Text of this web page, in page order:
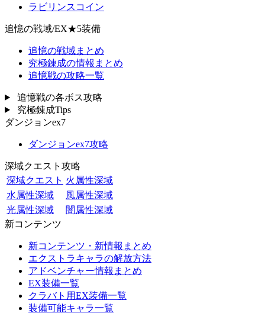
ラビリンスコイン
追憶の戦域/EX★5装備
追憶の戦域まとめ
究極錬成の情報まとめ
追憶戦の攻略一覧
追憶戦の各ボス攻略
究極錬成Tips
ダンジョンex7
ダンジョンex7攻略
深域クエスト攻略
深域クエスト 火属性深域
水属性深域
風属性深域
光属性深域
闇属性深域
新コンテンツ
新コンテンツ・新情報まとめ
エクストラキャラの解放方法
アドベンチャー情報まとめ
EX装備一覧
クラバト用EX装備一覧
装備可能キャラ一覧